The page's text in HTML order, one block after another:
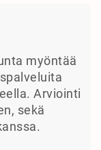
myöntää
Arviointi
sekä